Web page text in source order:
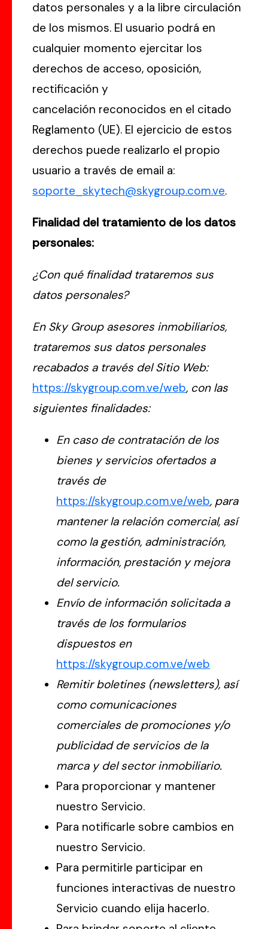
datos personales y a la libre circulación
de los mismos. El usuario podrá en
cualquier momento ejercitar los
derechos de acceso, oposición,
rectificación y
cancelación reconocidos en el citado
Reglamento (UE). El ejercicio de estos
derechos puede realizarlo el propio
usuario a través de email a:
soporte_skytech@skygroup.com.ve.
Finalidad del tratamiento de los datos
personales:
¿Con qué finalidad trataremos sus
datos personales?
En Sky Group asesores inmobiliarios,
trataremos sus datos personales
recabados a través del Sitio Web:
https://skygroup.com.ve/web, con las
siguientes finalidades:
En caso de contratación de los
bienes y servicios ofertados a
través de
https://skygroup.com.ve/web, para
mantener la relación comercial, así
como la gestión, administración,
información, prestación y mejora
del servicio.
Envío de información solicitada a
través de los formularios
dispuestos en
https://skygroup.com.ve/web
Remitir boletines (newsletters), así
como comunicaciones
comerciales de promociones y/o
publicidad de servicios de la
marca y del sector inmobiliario.
Para proporcionar y mantener
nuestro Servicio.
Para notificarle sobre cambios en
nuestro Servicio.
Para permitirle participar en
funciones interactivas de nuestro
Servicio cuando elija hacerlo.